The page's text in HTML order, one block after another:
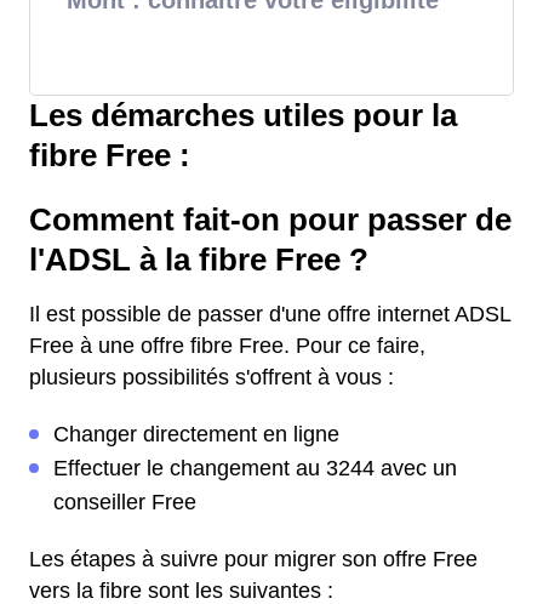
Les démarches utiles pour la
fibre Free :
Comment fait-on pour passer de
l'ADSL à la fibre Free ?
Il est possible de passer d'une offre internet ADSL
Free à une offre fibre Free. Pour ce faire,
plusieurs possibilités s'offrent à vous :
Changer directement en ligne
Effectuer le changement au 3244 avec un
conseiller Free
Les étapes à suivre pour migrer son offre Free
vers la fibre sont les suivantes :